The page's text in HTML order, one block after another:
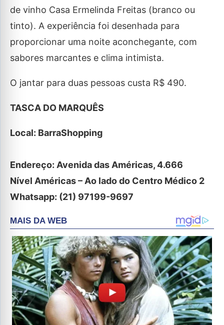
de vinho Casa Ermelinda Freitas (branco ou
tinto). A experiência foi desenhada para
proporcionar uma noite aconchegante, com
sabores marcantes e clima intimista.
O jantar para duas pessoas custa R$ 490.
TASCA DO MARQUÊS
Local: BarraShopping
Endereço: Avenida das Américas, 4.666
Nível Américas – Ao lado do Centro Médico 2
Whatsapp: (21) 97199-9697